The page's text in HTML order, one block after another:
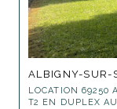
ALBIGNY-
LOCATION 69250
T2 EN DUPLEX